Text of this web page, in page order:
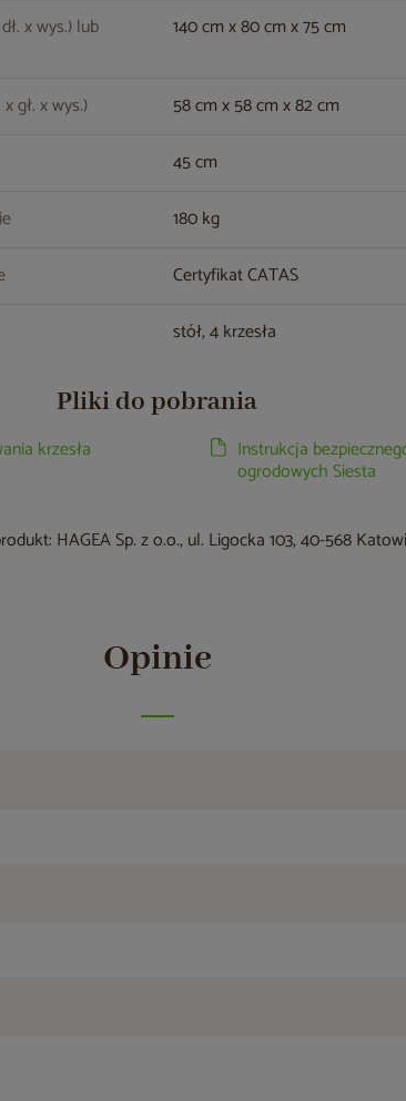
x wys.) lub
140 cm x 80 cm x 75 cm
gł. x wys.)
58 cm x 58 cm x 82 cm
45 cm
180 kg
Certyfikat CATAS
stół, 4 krzesła
Pliki do pobrania
krzesła Instrukcja
ogrodowych Siesta
HAGEA Sp. z o.o., ul. Ligocka 103, 40-568
Opinie